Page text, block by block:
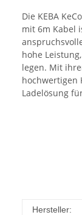
Die KEBA
mit 6m Kabel
hohe
legen. Mit
hochwertigen
Ladelösung
Hersteller: